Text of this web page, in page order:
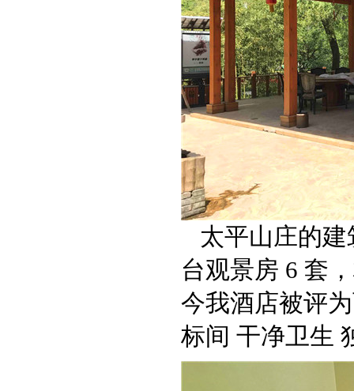
太平山庄的建
台观景房 6 套
今我酒店被评
标间 干净卫生